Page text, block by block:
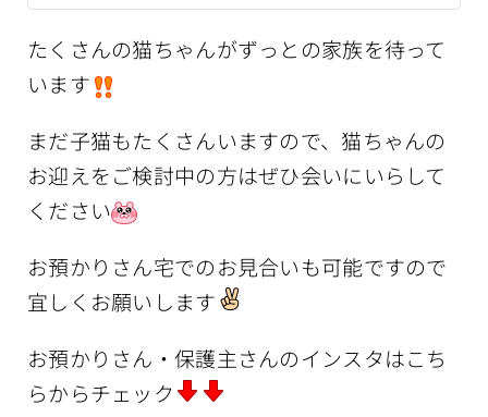
たくさんの猫ちゃんがずっとの家族を待って
います
まだ子猫もたくさんいますので、猫ちゃんの
お迎えをご検討中の方はぜひ会いにいらして
ください
お預かりさん宅でのお見合いも可能ですので
宜しくお願いします
お預かりさん・保護主さんのインスタはこち
らからチェック